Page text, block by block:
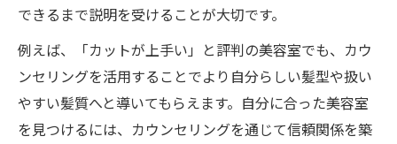
できるまで説明を受けることが大切です。
例えば、「カットが上手い」と評判の美容室でも、カウ
ンセリングを活用することでより自分らしい髪型や扱い
やすい髪質へと導いてもらえます。自分に合った美容室
を見つけるには、カウンセリングを通じて信頼関係を築